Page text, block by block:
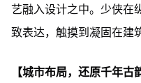
艺融入设计之中。少侠在
致表达，触摸到凝固在建
【城市布局，还原千年古